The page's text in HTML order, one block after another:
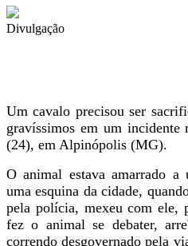
Divulgação
Um cavalo precisou ser
gravíssimos em um incidente
(24), em Alpinópolis (MG).
O animal estava amarrado a
uma esquina da cidade,
pela polícia, mexeu com ele,
fez o animal se debater,
correndo desgovernado pela